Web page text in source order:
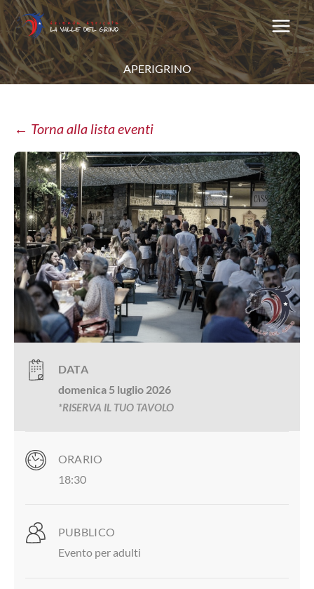
Vai
al
contenuto
APERIGRINO
← Torna alla lista eventi
DATA
domenica 5 luglio 2026
*RISERVA IL TUO TAVOLO
ORARIO
18:30
PUBBLICO
Evento per adulti